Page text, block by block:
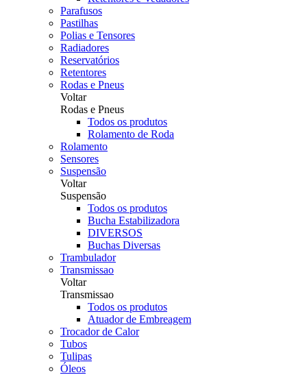
Parafusos
Pastilhas
Polias e Tensores
Radiadores
Reservatórios
Retentores
Rodas e Pneus
Voltar
Rodas e Pneus
Todos os produtos
Rolamento de Roda
Rolamento
Sensores
Suspensão
Voltar
Suspensão
Todos os produtos
Bucha Estabilizadora
DIVERSOS
Buchas Diversas
Trambulador
Transmissao
Voltar
Transmissao
Todos os produtos
Atuador de Embreagem
Trocador de Calor
Tubos
Tulipas
Óleos